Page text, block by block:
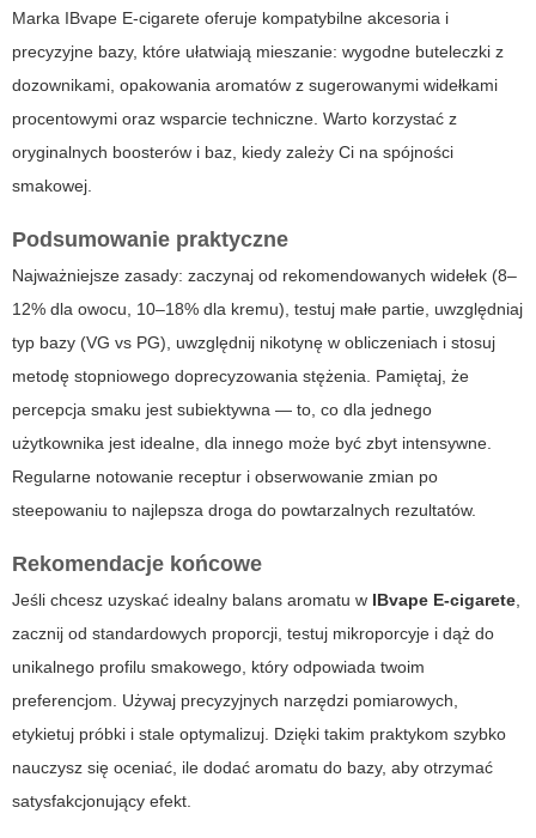
Marka IBvape E-cigarete oferuje kompatybilne akcesoria i
precyzyjne bazy, które ułatwiają mieszanie: wygodne buteleczki z
dozownikami, opakowania aromatów z sugerowanymi widełkami
procentowymi oraz wsparcie techniczne. Warto korzystać z
oryginalnych boosterów i baz, kiedy zależy Ci na spójności
smakowej.
Podsumowanie praktyczne
Najważniejsze zasady: zaczynaj od rekomendowanych widełek (8–
12% dla owocu, 10–18% dla kremu), testuj małe partie, uwzględniaj
typ bazy (VG vs PG), uwzględnij nikotynę w obliczeniach i stosuj
metodę stopniowego doprecyzowania stężenia. Pamiętaj, że
percepcja smaku jest subiektywna — to, co dla jednego
użytkownika jest idealne, dla innego może być zbyt intensywne.
Regularne notowanie receptur i obserwowanie zmian po
steepowaniu to najlepsza droga do powtarzalnych rezultatów.
Rekomendacje końcowe
Jeśli chcesz uzyskać idealny balans aromatu w IBvape E-cigarete
zacznij od standardowych proporcji, testuj mikroporcyje i dąż do
unikalnego profilu smakowego, który odpowiada twoim
preferencjom. Używaj precyzyjnych narzędzi pomiarowych,
etykietuj próbki i stale optymalizuj. Dzięki takim praktykom szybko
nauczysz się oceniać, ile dodać aromatu do bazy, aby otrzymać
satysfakcjonujący efekt.